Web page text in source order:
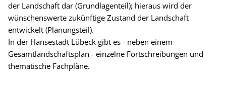
der Landschaft dar (Grundlagenteil); hieraus wird der
wünschenswerte zukünftige Zustand der Landschaft
entwickelt (Planungsteil).
In der Hansestadt Lübeck gibt es - neben einem
Gesamtlandschaftsplan - einzelne Fortschreibungen und
thematische Fachpläne.